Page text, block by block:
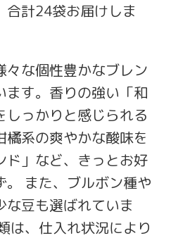
合計24袋お届けしま
々な個性豊かなブレン
ます。香りの強い「和
っかりと感じられる
橘系の爽やかな酸味を
ド」など、きっとお好
。 また、ブルボン種や
な豆も選ばれていま
は、仕入れ状況により